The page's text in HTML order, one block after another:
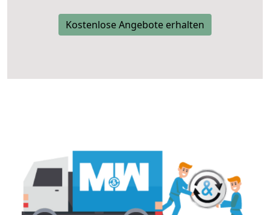
Kostenlose Angebote erhalten